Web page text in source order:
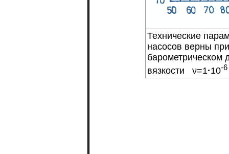
Технические
насосов верны
барометрическом
вязкости ν=1·10-6